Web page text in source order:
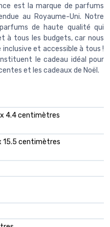
est la marque de parfums
au Royaume-Uni. Notre
de haute qualité qui
à tous les budgets, car nous
et accessible à tous !
le cadeau idéal pour
et les cadeaux de Noël.
x 4.4 centimètres
15.5 centimètres